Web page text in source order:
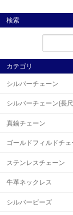
検索
カテゴリ
シルバーチェーン
シルバーチェーン(長
真鍮チェーン
ゴールドフィルドチェ
ステンレスチェーン
牛革ネックレス
シルバービーズ